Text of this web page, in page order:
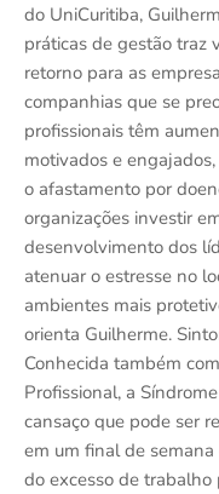
do UniCuritiba,
práticas de gestão traz
retorno para as
companhias que se
profissionais têm
motivados e
o afastamento por
organizações investir
desenvolvimento dos
atenuar o estresse no
ambientes mais
orienta Guilherme.
Conhecida também
Profissional, a
cansaço que pode ser
em um final de
do excesso de